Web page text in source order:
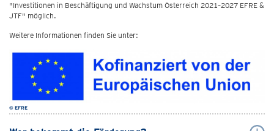
"Investitionen in Beschäftigung und Wachstum Österreich 2021–2027 EFRE &
JTF" möglich.
Weitere Informationen finden Sie unter:
© EFRE